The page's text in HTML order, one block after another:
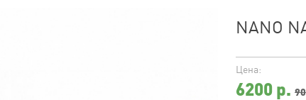
NANO
Цена:
6200 р.